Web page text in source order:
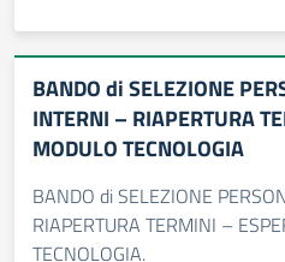
BANDO di SELEZIONE
INTERNI – RIAPERTURA
MODULO TECNOLOGIA
BANDO di SELEZIONE
RIAPERTURA TERMINI –
TECNOLOGIA.